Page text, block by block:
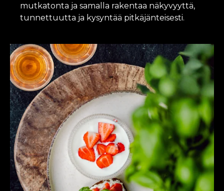
mutkatonta ja samalla rakentaa näkyvyyttä,
tunnettuutta ja kysyntää pitkäjänteisesti.